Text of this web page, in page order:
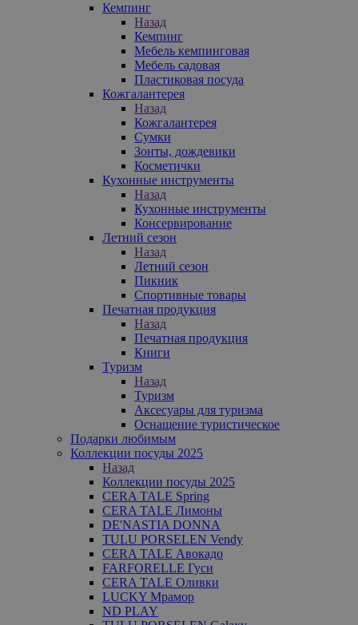
Кемпинг
Назад
Кемпинг
Мебель кемпинговая
Мебель садовая
Пластиковая посуда
Кожгалантерея
Назад
Кожгалантерея
Сумки
Зонты, дождевики
Косметички
Кухонные инструменты
Назад
Кухонные инструменты
Консервирование
Летний сезон
Назад
Летний сезон
Пикник
Спортивные товары
Печатная продукция
Назад
Печатная продукция
Книги
Туризм
Назад
Туризм
Аксесуары для туризма
Оснащение туристическое
Подарки любимым
Коллекции посуды 2025
Назад
Коллекции посуды 2025
CERA TALE Spring
CERA TALE Лимоны
DE'NASTIA DONNA
TULU PORSELEN Vendy
CERA TALE Авокадо
FARFORELLE Гуси
CERA TALE Оливки
LUCKY Мрамор
ND PLAY